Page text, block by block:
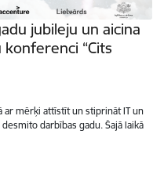
jubileju un aicina
“Cits
ar mērķi attīstīt un stiprināt IT un
darbības gadu. Šajā laikā